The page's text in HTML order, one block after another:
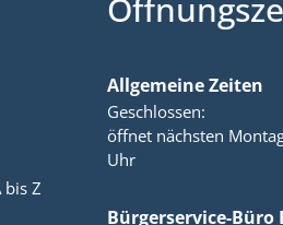
bis Z
Allgemeine Zeiten
Klicken, um weitere
Geschlossen:
öffnet nächsten
Uhr
Bürgerservice-Büro